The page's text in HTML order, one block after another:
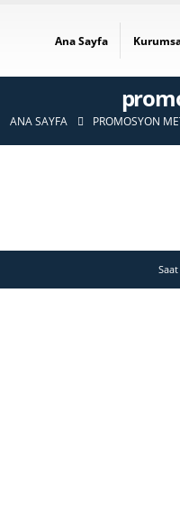
Ana Sayfa
ANA SAYFA PROMOSYON